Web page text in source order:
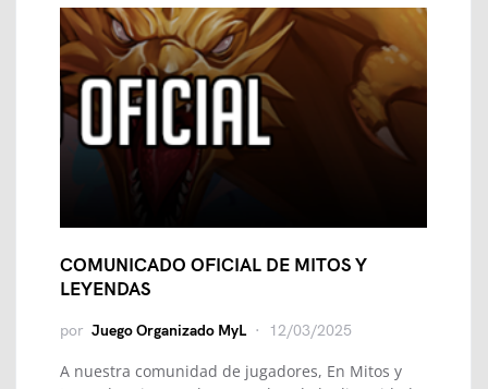
COMUNICADO OFICIAL DE MITOS Y
LEYENDAS
por Juego Organizado MyL 12/03/2025
A nuestra comunidad de jugadores, En Mitos y